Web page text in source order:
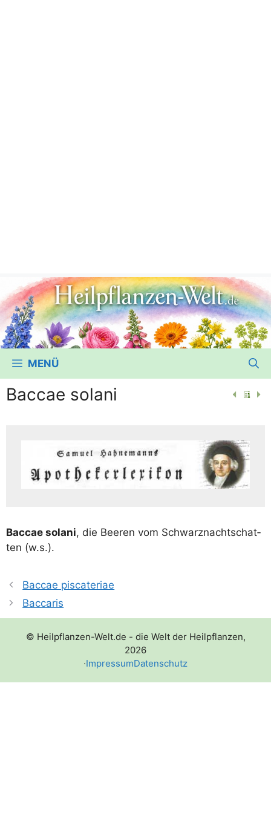
MENÜ
Baccae solani
Bac­cae sola­ni, die Bee­ren vom Schwarz­nacht­schat­
ten (w.s.).
Baccae piscateriae
Baccaris
© Heilpflanzen-Welt.de - die Welt der Heilpflanzen,
2026
·ImpressumDatenschutz